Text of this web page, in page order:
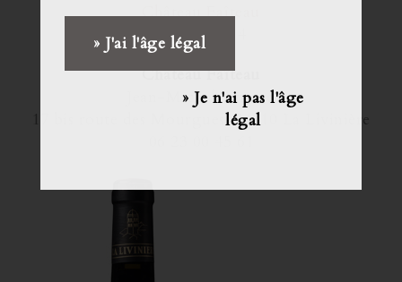
» J'ai l'âge légal
» Je n'ai pas l'âge
légal
Château Faîteau
Gaston 2014
Château Faîteau
Jean-Michel Arnaud
17 bis route des Mourgues, 34210 La Livinière